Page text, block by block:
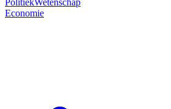
PolitiekWetenschap
Economie